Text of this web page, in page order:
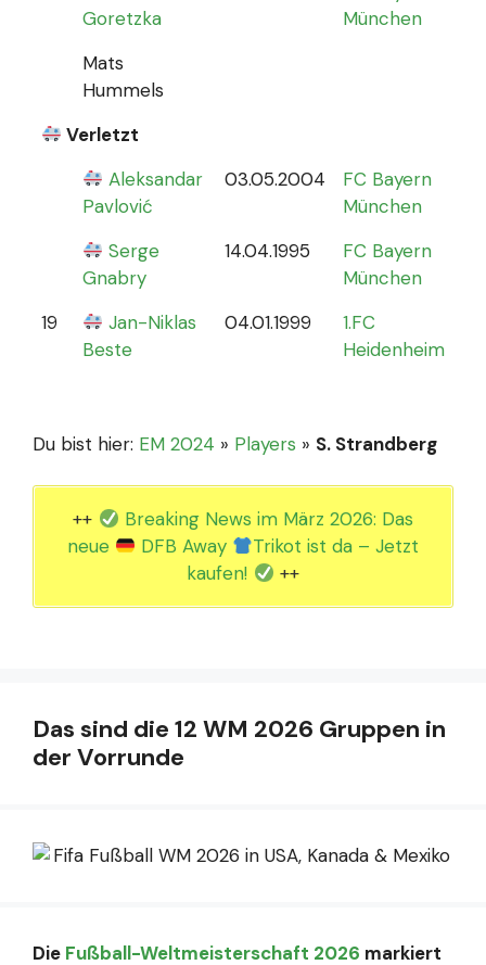
Goretzka
München
Mats
Hummels
Verletzt
Aleksandar
Pavlović
03.05.2004
FC Bayern
München
Serge
Gnabry
14.04.1995
FC Bayern
München
19
Jan-Niklas
Beste
04.01.1999
1.FC
Heidenheim
Du bist hier: EM 2024 » Players » S. Strandberg
++
Breaking News im März 2026: Das
neue
DFB Away
Trikot ist da – Jetzt
kaufen!
++
Das sind die 12 WM 2026 Gruppen in
der Vorrunde
Die Fußball-Weltmeisterschaft 2026 markiert